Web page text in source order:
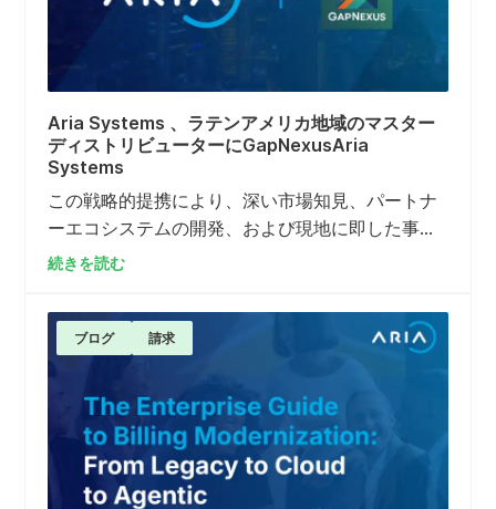
Aria Systems 、ラテンアメリカ地域のマスター
ディストリビューターにGapNexusAria
Systems
この戦略的提携により、深い市場知見、パートナ
ーエコシステムの開発、および現地に即した事業
展開を通じて、アリアの地域展開が強化されま
の機会であり、同社はすでにLiberty Latin
America、ENet、gtdなど、同地域の顧客にサー
ビスを提供しています。
続きを読む
ブログ 請求